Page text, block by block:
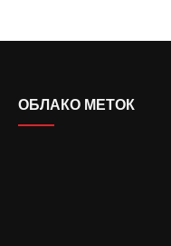
ОБЛАКО МЕТОК